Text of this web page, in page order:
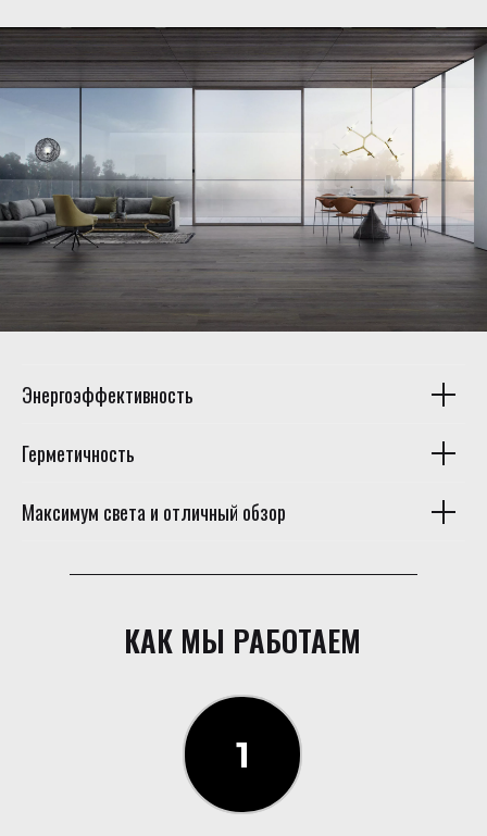
Энергоэффективность
Герметичность
Максимум света и отличный обзор
1
1
КАК МЫ РАБОТАЕМ